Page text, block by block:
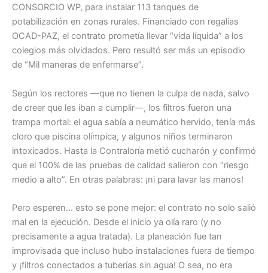
CONSORCIO WP, para instalar 113 tanques de
potabilización en zonas rurales. Financiado con regalías
OCAD-PAZ, el contrato prometía llevar “vida líquida” a los
colegios más olvidados. Pero resultó ser más un episodio
de “Mil maneras de enfermarse”.
Según los rectores —que no tienen la culpa de nada, salvo
de creer que les iban a cumplir—, los filtros fueron una
trampa mortal: el agua sabía a neumático hervido, tenía más
cloro que piscina olímpica, y algunos niños terminaron
intoxicados. Hasta la Contraloría metió cucharón y confirmó
que el 100% de las pruebas de calidad salieron con “riesgo
medio a alto”. En otras palabras: ¡ni para lavar las manos!
Pero esperen… esto se pone mejor: el contrato no solo salió
mal en la ejecución. Desde el inicio ya olía raro (y no
precisamente a agua tratada). La planeación fue tan
improvisada que incluso hubo instalaciones fuera de tiempo
y ¡filtros conectados a tuberías sin agua! O sea, no era